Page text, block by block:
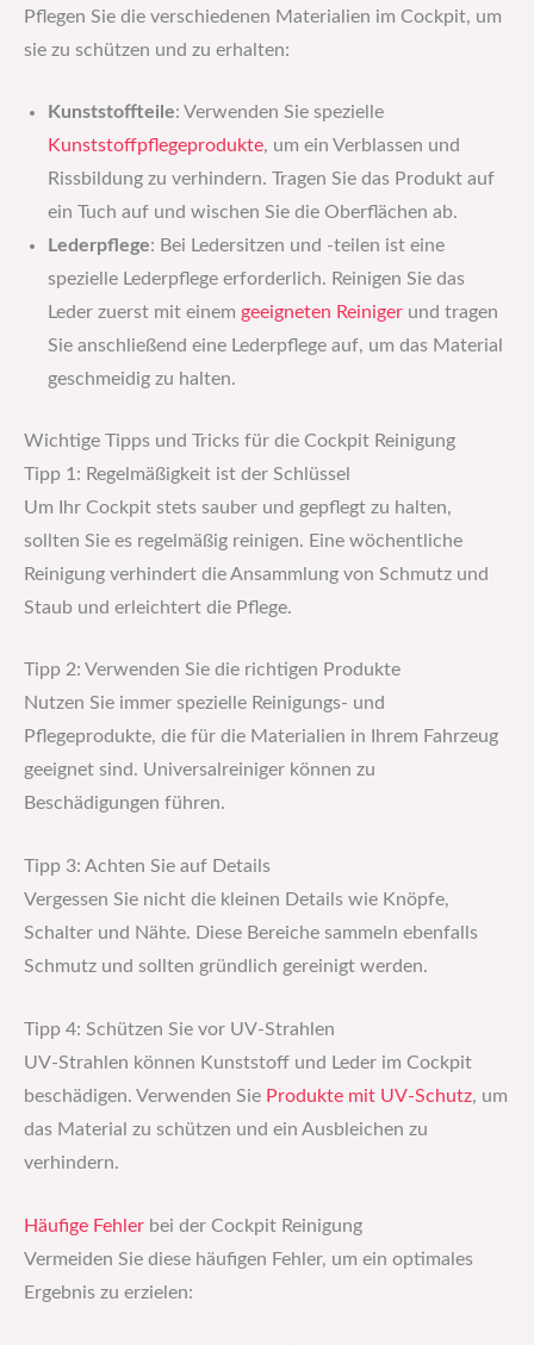
Pflegen Sie die verschiedenen Materialien im Cockpit, um
sie zu schützen und zu erhalten:
Kunststoffteile: Verwenden Sie spezielle
Kunststoffpflegeprodukte, um ein Verblassen und
Rissbildung zu verhindern. Tragen Sie das Produkt auf
ein Tuch auf und wischen Sie die Oberflächen ab.
Lederpflege: Bei Ledersitzen und -teilen ist eine
spezielle Lederpflege erforderlich. Reinigen Sie das
Leder zuerst mit einem geeigneten Reiniger und tragen
Sie anschließend eine Lederpflege auf, um das Material
geschmeidig zu halten.
Wichtige Tipps und Tricks für die Cockpit Reinigung
Tipp 1: Regelmäßigkeit ist der Schlüssel
Um Ihr Cockpit stets sauber und gepflegt zu halten,
sollten Sie es regelmäßig reinigen. Eine wöchentliche
Reinigung verhindert die Ansammlung von Schmutz und
Staub und erleichtert die Pflege.
Tipp 2: Verwenden Sie die richtigen Produkte
Nutzen Sie immer spezielle Reinigungs- und
Pflegeprodukte, die für die Materialien in Ihrem Fahrzeug
geeignet sind. Universalreiniger können zu
Beschädigungen führen.
Tipp 3: Achten Sie auf Details
Vergessen Sie nicht die kleinen Details wie Knöpfe,
Schalter und Nähte. Diese Bereiche sammeln ebenfalls
Schmutz und sollten gründlich gereinigt werden.
Tipp 4: Schützen Sie vor UV-Strahlen
UV-Strahlen können Kunststoff und Leder im Cockpit
beschädigen. Verwenden Sie Produkte mit UV-Schutz, um
das Material zu schützen und ein Ausbleichen zu
verhindern.
Häufige Fehler bei der Cockpit Reinigung
Vermeiden Sie diese häufigen Fehler, um ein optimales
Ergebnis zu erzielen: